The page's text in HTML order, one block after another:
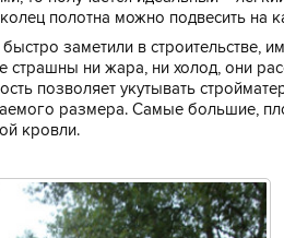
полотна можно подвесить на
заметили в строительстве,
страшны ни жара, ни холод, они
позволяет укутывать
размера. Самые большие,
кровли.